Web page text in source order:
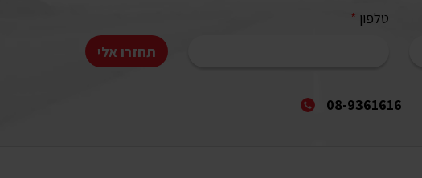
טלפון *
תחזרו אלי
08-9361616